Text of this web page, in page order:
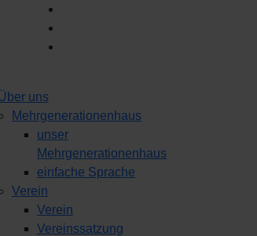
uns
Mehrgenerationenhaus
unser
Mehrgenerationenhaus
einfache Sprache
Verein
Verein
Vereinssatzung